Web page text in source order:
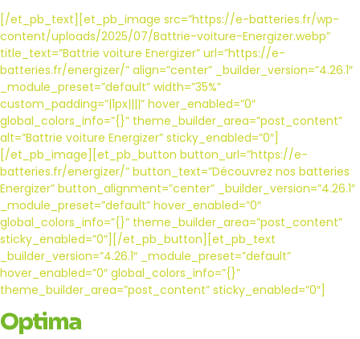
[/et_pb_text][et_pb_image src=”https://e-batteries.fr/wp-
content/uploads/2025/07/Battrie-voiture-Energizer.webp”
title_text=”Battrie voiture Energizer” url=”https://e-
batteries.fr/energizer/” align=”center” _builder_version=”4.26.1″
_module_preset=”default” width=”35%”
custom_padding=”|1px||||” hover_enabled=”0″
global_colors_info=”{}” theme_builder_area=”post_content”
alt=”Battrie voiture Energizer” sticky_enabled=”0″]
[/et_pb_image][et_pb_button button_url=”https://e-
batteries.fr/energizer/” button_text=”Découvrez nos batteries
Energizer” button_alignment=”center” _builder_version=”4.26.1″
_module_preset=”default” hover_enabled=”0″
global_colors_info=”{}” theme_builder_area=”post_content”
sticky_enabled=”0″][/et_pb_button][et_pb_text
_builder_version=”4.26.1″ _module_preset=”default”
hover_enabled=”0″ global_colors_info=”{}”
theme_builder_area=”post_content” sticky_enabled=”0″]
Optima